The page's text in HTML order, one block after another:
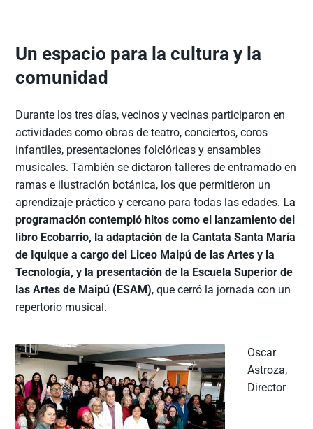
Un espacio para la cultura y la
comunidad
Durante los tres días, vecinos y vecinas participaron en
actividades como obras de teatro, conciertos, coros
infantiles, presentaciones folclóricas y ensambles
musicales. También se dictaron talleres de entramado en
ramas e ilustración botánica, los que permitieron un
aprendizaje práctico y cercano para todas las edades. La
programación contempló hitos como el lanzamiento del
libro Ecobarrio, la adaptación de la Cantata Santa María
de Iquique a cargo del Liceo Maipú de las Artes y la
Tecnología, y la presentación de la Escuela Superior de
las Artes de Maipú (ESAM), que cerró la jornada con un
repertorio musical.
Oscar
Astroza,
Director